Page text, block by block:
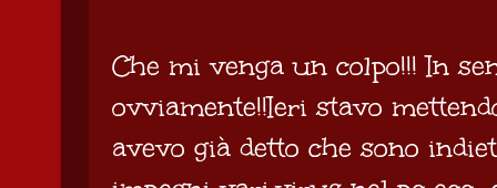
Che mi venga un colpo!!! In
ovviamente!!Ieri stavo
avevo già detto che sono